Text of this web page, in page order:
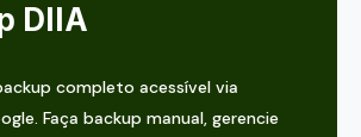
DIIA
completo acessível via
Faça backup manual, gerencie